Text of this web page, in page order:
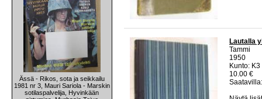
Ässä - Rikos, sota ja seikkailu
1981 nr 3, Mauri Sariola - Marskin
sotilaspalvelija, Hyvinkään
Lautalla
Tammi
1950
Kunto:
10.00 €